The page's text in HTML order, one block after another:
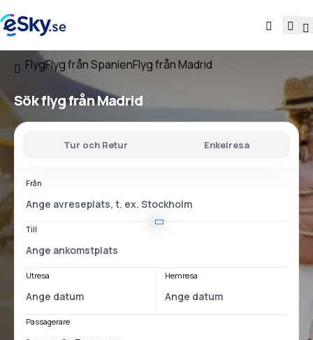
FlygFlyg från SpanienFlyg från Madrid
Sök flygfrån Madrid
Tur och Retur Enkelresa
Från
Till
Utresa Hemresa
Passagerare